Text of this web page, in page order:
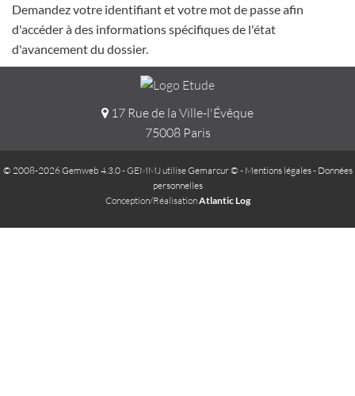
Demandez votre identifiant et votre mot de passe afin
d'accéder à des informations spécifiques de l'état
d'avancement du dossier.
17 Rue de la Ville-l'Évêque
75008 Paris
© 2008-2026 Gemweb 4.3.0- GEMMJ utiliseGemarcur © - Mentions légales- Données
personnelles
Conception/RéalisationAtlantic Log